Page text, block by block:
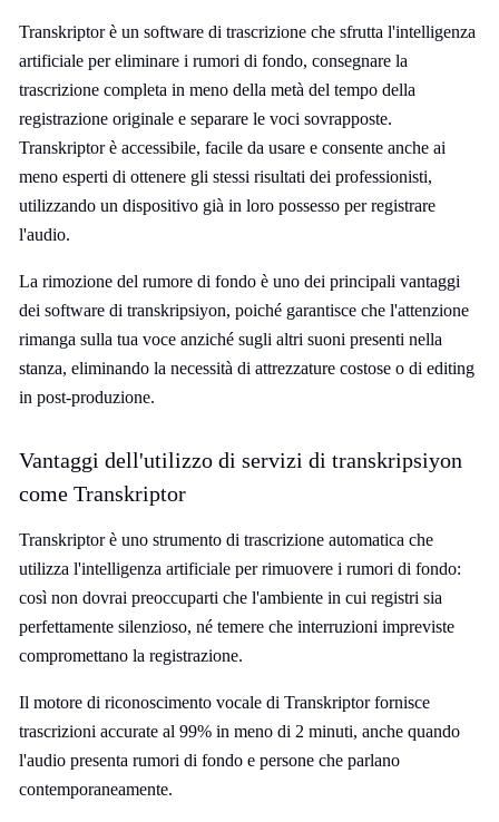
Transkriptor è un software di trascrizione che sfrutta l'intelligenza
artificiale per eliminare i rumori di fondo, consegnare la
trascrizione completa in meno della metà del tempo della
registrazione originale e separare le voci sovrapposte.
Transkriptor è accessibile, facile da usare e consente anche ai
meno esperti di ottenere gli stessi risultati dei professionisti,
utilizzando un dispositivo già in loro possesso per registrare
l'audio.
La rimozione del rumore di fondo è uno dei principali vantaggi
dei software di transkripsiyon, poiché garantisce che l'attenzione
rimanga sulla tua voce anziché sugli altri suoni presenti nella
stanza, eliminando la necessità di attrezzature costose o di editing
in post-produzione.
Vantaggi dell'utilizzo di servizi di transkripsiyon
come Transkriptor
Transkriptor è uno strumento di trascrizione automatica che
utilizza l'intelligenza artificiale per rimuovere i rumori di fondo:
così non dovrai preoccuparti che l'ambiente in cui registri sia
perfettamente silenzioso, né temere che interruzioni impreviste
compromettano la registrazione.
Il motore di riconoscimento vocale di Transkriptor fornisce
trascrizioni accurate al 99% in meno di 2 minuti, anche quando
l'audio presenta rumori di fondo e persone che parlano
contemporaneamente.